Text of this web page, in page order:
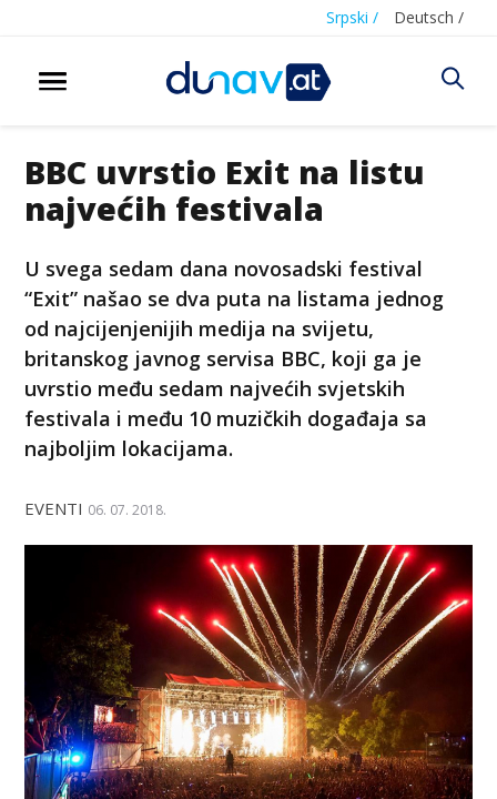
Srpski / Deutsch /
BBC uvrstio Exit na listu
najvećih festivala
U svega sedam dana novosadski festival
“Exit” našao se dva puta na listama jednog
od najcijenjenijih medija na svijetu,
britanskog javnog servisa BBC, koji ga je
uvrstio među sedam najvećih svjetskih
festivala i među 10 muzičkih događaja sa
najboljim lokacijama.
EVENTI 06. 07. 2018.